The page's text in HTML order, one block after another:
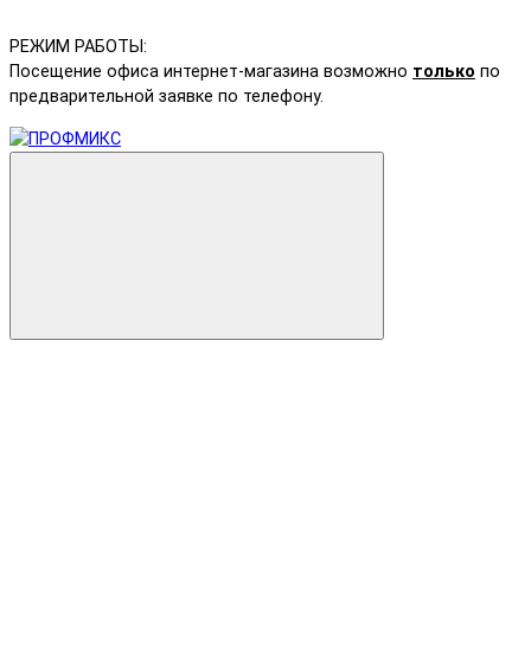
РЕЖИМ РАБОТЫ:
Посещение офиса интернет-магазина возможно только по
предварительной заявке по телефону.